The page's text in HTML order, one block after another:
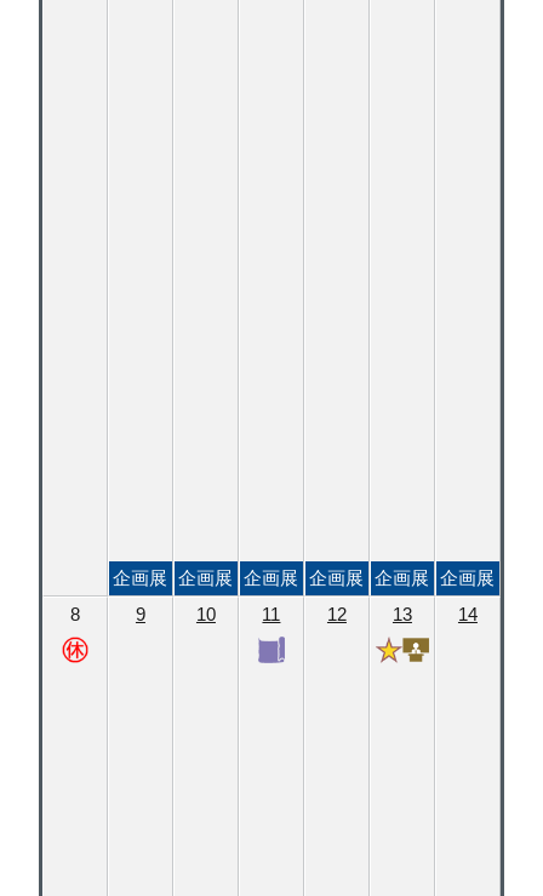
企画展 企画展 企画展 企画展 企画展
企画展
8
9 10 11 12 13 14